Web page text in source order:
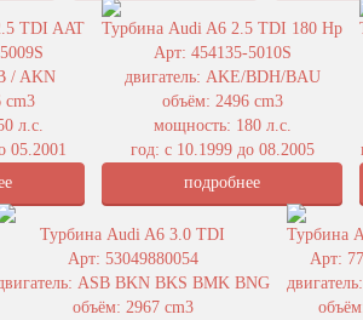
TDI AAT
/ AKN
cm3
л.с.
05.2001
Турбина Audi A6 2.5 TDI 180 Hp
Арт: 454135-5010S
двигатель: AKE/BDH/BAU
объём: 2496 cm3
мощность: 180 л.с.
год: с 10.1999 до 08.2005
подробнее
Турбина Audi A6 3.0 TDI
Арт: 53049880054
ASB BKN BKS BMK BNG
объём: 2967 cm3
Турбина
Арт: